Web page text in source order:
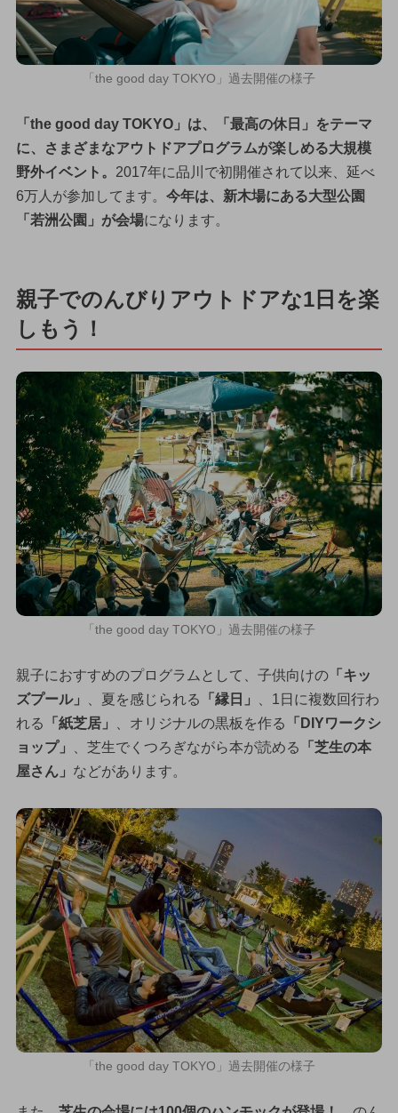
「the good day TOKYO」過去開催の様子
「the good day TOKYO」は、「最高の休日」をテーマ
に、さまざまなアウトドアプログラムが楽しめる大規模
野外イベント。 2017年に品川で初開催されて以来、延べ
6万人が参加してます。 今年は、新木場にある大型公園
「若洲公園」が会場になります。
親子でのんびりアウトドアな1日を楽
しもう！
「the good day TOKYO」過去開催の様子
親子におすすめのプログラムとして、子供向けの「キッ
ズプール」
、夏を感じられる 「縁日」
、1日に複数回行わ
れる
「紙芝居」 、オリジナルの黒板を作る
「DIYワークシ
ョップ」
、芝生でくつろぎながら本が読める
「芝生の本
屋さん」 などがあります。
「the good day TOKYO」過去開催の様子